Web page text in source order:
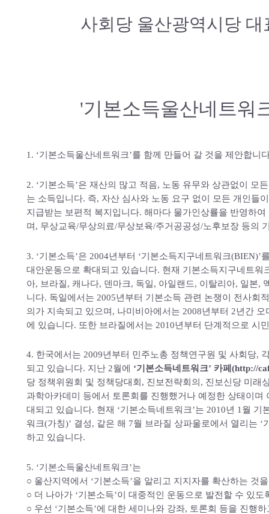
사회당 울산광역시당 대
'기본소득울산네트워
1. ‘기본소득울산네트워크’를 함께 만들어 갈 것을 제안합니
2. ‘기본소득’은 재산의 많고 적음, 노동 유무와 상관없이 모
는 소득입니다. 즉, 자산 심사와 노동 요구 없이 모든 개인들
지급받는 보편적 복지입니다. 해마다 물가인상률을 반영하
며, 무상교육/무상의료/무상보육/주거공공성/노후보장 등의
3. ‘기본소득’은 2004년부터 ‘기본소득지구네트워크
대안운동으로 확대되고 있습니다. 현재 기본소득지구네트
아, 브라질, 캐나다, 덴마크, 독일, 아일랜드, 이탈리아, 일본,
니다. 독일에서는 2005년부터 기본소득 관련 논쟁이 전사회
의가 지속되고 있으며, 나미비아에서는 2008년부터 2년간
에 있습니다. 또한 브라질에서는 2010년부터 단계적으로 시
4. 한국에서는 2009년부터 민주노총 정책연구원 및 사회당,
되고 있습니다. 지난 2월에 ‘기본소득네트워크’ 카페(http://
당 정책위원회 및 정책당대회, 진보전략회의, 진보신당 미래
과학아카데미 등에서 토론회를 진행했거나 예정한 상태이
대되고 있습니다. 현재 ‘기본소득네트워크’는 2010년 1월
워크(가칭)’ 결성, 같은 해 7월 브라질 상파울로에서 열리는
하고 있습니다.
5. ‘기본소득울산네트워크’는
○ 울산지역에서 ‘기본소득’을 알리고 지지자를 확산하는 것
○ 더 나아가 ‘기본소득’이 대중적인 운동으로 발전할 수 있
○ 우선 ‘기본소득’에 대한 세미나와 강좌, 토론회 등을 진행